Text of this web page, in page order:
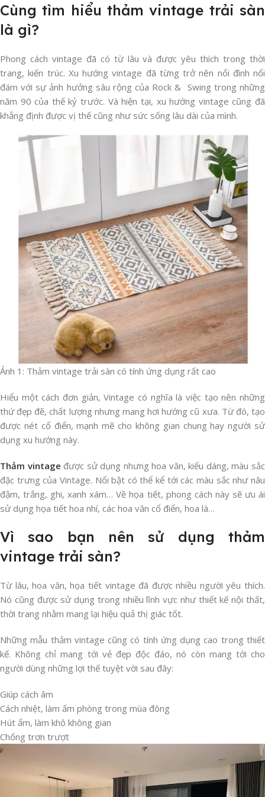
Cùng tìm hiểu thảm vintage trải sàn
là gì?
Phong cách vintage đã có từ lâu và được yêu thích trong thời
trang, kiến trúc. Xu hướng vintage đã từng trở nên nổi đình nổi
đám với sự ảnh hưởng sâu rộng của Rock & Swing trong những
năm 90 của thế kỷ trước. Và hiện tại, xu hướng vintage cũng đã
khẳng định được vị thế cũng như sức sống lâu dài của mình.
Ảnh 1: Thảm vintage trải sàn có tính ứng dụng rất cao
Hiểu một cách đơn giản, Vintage có nghĩa là việc tạo nên những
thứ đẹp đẽ, chất lượng nhưng mang hơi hướng cũ xưa. Từ đó, tạo
được nét cổ điển, mạnh mẽ cho không gian chung hay người sử
dụng xu hướng này.
Thảm vintage được sử dụng nhưng hoa văn, kiểu dáng, màu sắc
đặc trưng của Vintage. Nổi bật có thể kể tới các màu sắc như nâu
đậm, trắng, ghi, xanh xám… Về họa tiết, phong cách này sẽ ưu ái
sử dụng họa tiết hoa nhí, các hoa văn cổ điển, hoa lá…
Vì sao bạn nên sử dụng thảm
vintage trải sàn?
Từ lâu, hoa văn, họa tiết vintage đã được nhiều người yêu thích.
Nó cũng được sử dụng trong nhiều lĩnh vực như thiết kế nội thất,
thời trang nhằm mang lại hiệu quả thị giác tốt.
Những mẫu thảm vintage cũng có tính ứng dụng cao trong thiết
kế. Không chỉ mang tới vẻ đẹp độc đáo, nó còn mang tới cho
người dùng những lợi thế tuyệt vời sau đây:
Giúp cách âm
Cách nhiệt, làm ấm phòng trong mùa đông
Hút ẩm, làm khô không gian
Chống trơn trượt